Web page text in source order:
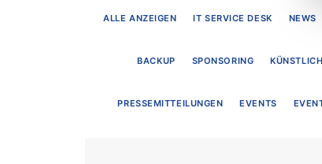
ALLE ANZEIGEN IT SERVICE DESK NEWS
BACKUP SPONSORING
PRESSEMITTEILUNGEN EVENTS